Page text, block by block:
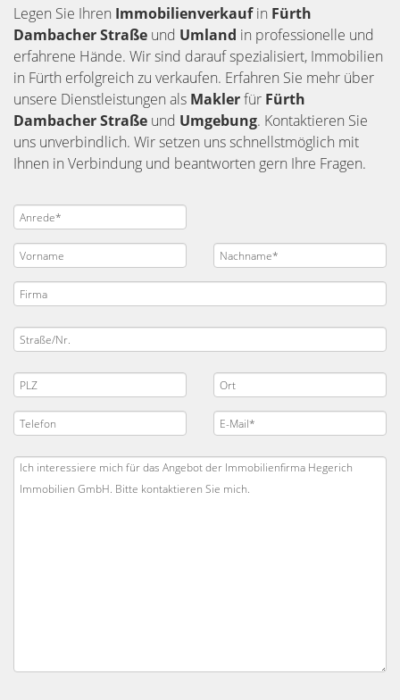
Legen Sie Ihren Immobilienverkaufin Fürth
Dambacher Straße und Umland in professionelle und
erfahrene Hände. Wir sind darauf spezialisiert, Immobilien
in Fürth erfolgreich zu verkaufen. Erfahren Sie mehr über
unsere Dienstleistungen als Maklerfür Fürth
Dambacher Straße und Umgebung. Kontaktieren Sie
uns unverbindlich. Wir setzen uns schnellstmöglich mit
Ihnen in Verbindung und beantworten gern Ihre Fragen.